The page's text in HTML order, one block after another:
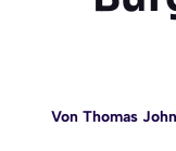
Von Thomas John